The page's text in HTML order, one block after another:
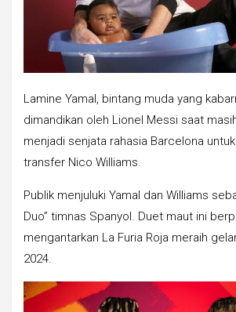
Lamine Yamal, bintang muda yang
dimandikan oleh Lionel Messi saat
menjadi senjata rahasia Barcelona
transfer Nico Williams.
Publik menjuluki Yamal dan Williams
Duo” timnas Spanyol. Duet maut ini
mengantarkan La Furia Roja meraih
2024.